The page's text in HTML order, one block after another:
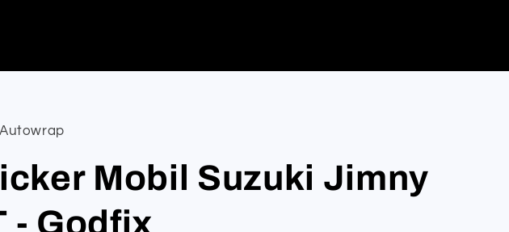
Mobil Suzuki Jimny
- Godfix